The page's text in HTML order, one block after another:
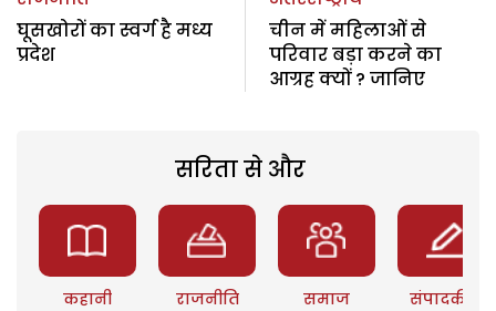
घूसखोरों का स्वर्ग है मध्य
प्रदेश
चीन में महिलाओं से
परिवार बड़ा करने का
आग्रह क्यों ? जानिए
सरिता से और
कहानी राजनीति समाज संपादकीय